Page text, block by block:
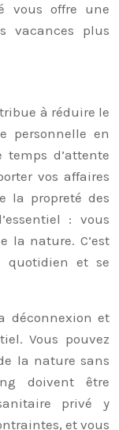
vous offre une
vacances plus
à réduire le
personnelle en
d’attente
vos affaires
la propreté des
: vous
la nature. C’est
quotidien et se
déconnexion et
Vous pouvez
la nature sans
doivent être
privé y
et vous